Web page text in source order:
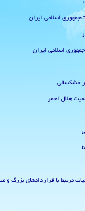
اسلامی ایران
اسلامی ایران
خشکسالی
هلال احمر
مرتبط با قراردادهای بزرگ و